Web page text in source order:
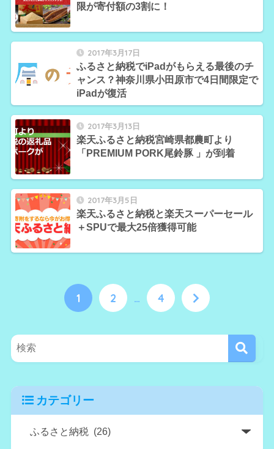
限が寄付額の3割に！
2017年3月17日
ふるさと納税でiPadがもらえる最後のチ
ャンス？神奈川県小田原市で4日間限定で
iPadが復活
2017年3月13日
楽天ふるさと納税宮崎県都農町より
「PREMIUM PORK尾鈴豚 」が到着
2017年3月5日
楽天ふるさと納税と楽天スーパーセール
＋SPUで最大25倍獲得可能
1 2 … 4
カテゴリー